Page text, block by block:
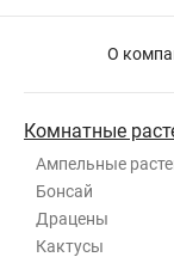
О
Комнатные
Ампельные
Бонсай
Драцены
Кактусы